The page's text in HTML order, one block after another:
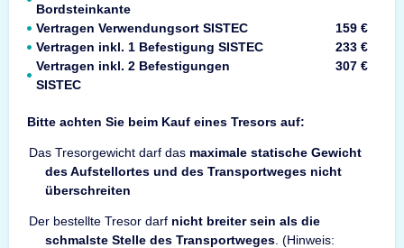
Bordsteinkante
Vertragen Verwendungsort SISTEC
159 €
Vertragen inkl. 1 Befestigung SISTEC
233 €
Vertragen inkl. 2 Befestigungen
SISTEC
307 €
Bitte achten Sie beim Kauf eines Tresors auf:
Das Tresorgewicht darf das maximale statische Gewicht
des Aufstellortes und des Transportweges nicht
überschreiten
Der bestellte Tresor darf nicht breiter sein als die
schmalste Stelle des Transportweges . (Hinweis: